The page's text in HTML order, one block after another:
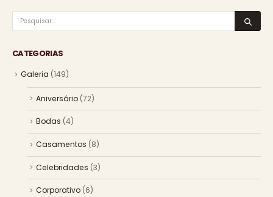
CATEGORIAS
Galeria (149)
Aniversário (72)
Bodas (4)
Casamentos (8)
Celebridades (3)
Corporativo (6)